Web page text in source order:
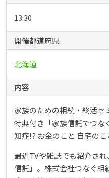
13:30
開催都道府県
北海道
内容
家族のための相続・終活セ
特典付き「家族信託でつな
知症!? お金のこと 自宅のこ
最近TVや雑誌でも紹介さ
信託」。株式会社つなぐ相